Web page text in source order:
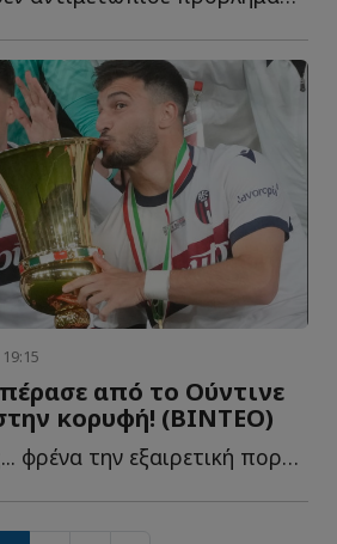
από το Ούντινε
κορυφή! (ΒΙΝΤΕΟ)
Συνεχίζει χωρίς... φρένα την εξαιρετική πορεία της η ο...